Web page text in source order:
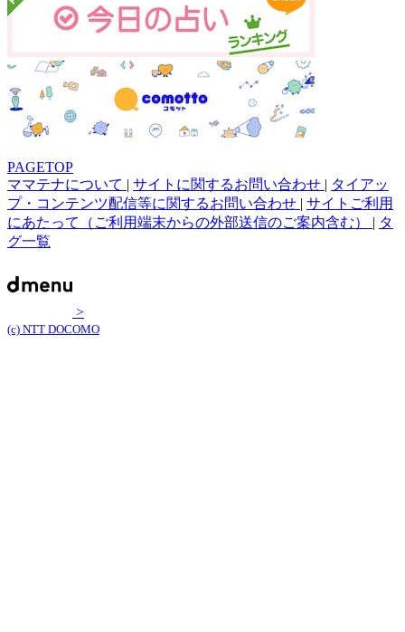
PAGETOP
ママテナについて | サイトに関するお問い合わせ | タイアッ
プ・コンテンツ配信等に関するお問い合わせ | サイトご利用
にあたって（ご利用端末からの外部送信のご案内含む） | タ
グ一覧
>
(c) NTT DOCOMO